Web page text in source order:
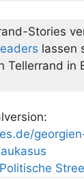
Stories
lassen
Tellerrand in
Politische